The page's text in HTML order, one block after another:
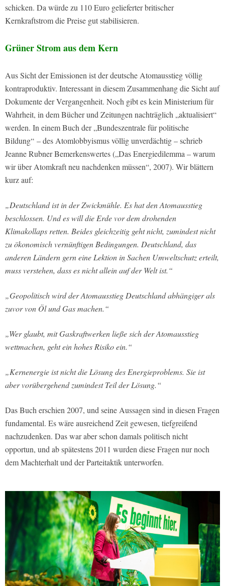
schicken. Da würde zu 110 Euro gelieferter britischer
Kernkraftstrom die Preise gut stabilisieren.
Grüner Strom aus dem Kern
Aus Sicht der Emissionen ist der deutsche Atomausstieg völlig
kontraproduktiv. Interessant in diesem Zusammenhang die Sicht auf
Dokumente der Vergangenheit. Noch gibt es kein Ministerium für
Wahrheit, in dem Bücher und Zeitungen nachträglich „aktualisiert“
werden. In einem Buch der „Bundeszentrale für politische
Bildung“ – des Atomlobbyismus völlig unverdächtig – schrieb
Jeanne Rubner Bemerkenswertes („Das Energiedilemma – warum
wir über Atomkraft neu nachdenken müssen“, 2007). Wir blättern
kurz auf:
„Deutschland ist in der Zwickmühle. Es hat den Atomausstieg
beschlossen. Und es will die Erde vor dem drohenden
Klimakollaps retten. Beides gleichzeitig geht nicht, zumindest nicht
zu ökonomisch vernünftigen Bedingungen. Deutschland, das
anderen Ländern gern eine Lektion in Sachen Umweltschutz erteilt,
muss verstehen, dass es nicht allein auf der Welt ist.“
„Geopolitisch wird der Atomausstieg Deutschland abhängiger als
zuvor von Öl und Gas machen.“
„Wer glaubt, mit Gaskraftwerken ließe sich der Atomausstieg
wettmachen, geht ein hohes Risiko ein.“
„Kernenergie ist nicht die Lösung des Energieproblems. Sie ist
aber vorübergehend zumindest Teil der Lösung.“
Das Buch erschien 2007, und seine Aussagen sind in diesen Fragen
fundamental. Es wäre ausreichend Zeit gewesen, tiefgreifend
nachzudenken. Das war aber schon damals politisch nicht
opportun, und ab spätestens 2011 wurden diese Fragen nur noch
dem Machterhalt und der Parteitaktik unterworfen.